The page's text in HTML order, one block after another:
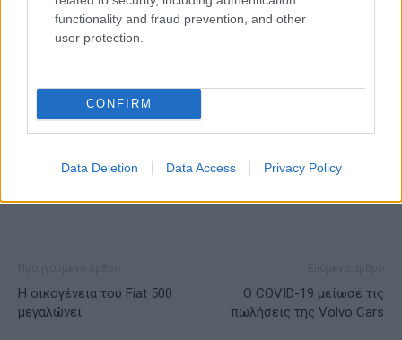
functionality and fraud prevention, and other
user protection.
CONFIRM
Data Deletion Data Access Privacy Policy
Πρωτότυπα ελαστικά
Η οικογένεια του Fiat 500
μεγαλώνει
Ο COVID-19 μείωσε τις
πωλήσεις της Volvo Cars